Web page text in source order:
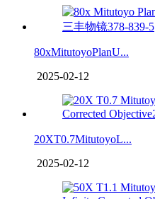
80xMitutoyoPlanU...
2025-02-12
20XT0.7MitutoyoL...
2025-02-12